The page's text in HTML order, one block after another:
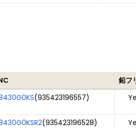
鉛フ
(935423196557)
(935423196528)